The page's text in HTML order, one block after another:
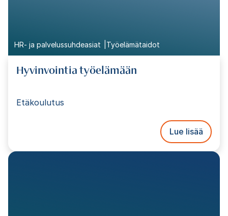
HR- ja palvelussuhdeasiat Työelämätaidot
Hyvinvointia työelämään
Etäkoulutus
Lue lisää